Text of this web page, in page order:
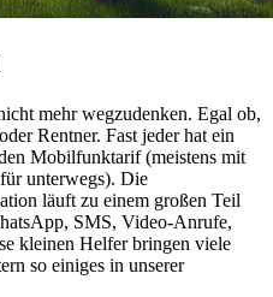
mehr wegzudenken. Egal ob,
Rentner. Fast jeder hat ein
Mobilfunktarif (meistens mit
unterwegs). Die
läuft zu einem großen Teil
SMS, Video-Anrufe,
kleinen Helfer bringen viele
so einiges in unserer